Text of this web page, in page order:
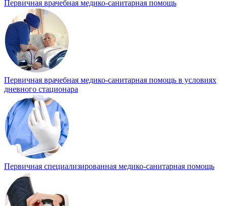
Первичная врачебная медико-санитарная помощь
Первичная врачебная медико-санитарная помощь в условиях
дневного стационара
Первичная специализированная медико-санитарная помощь